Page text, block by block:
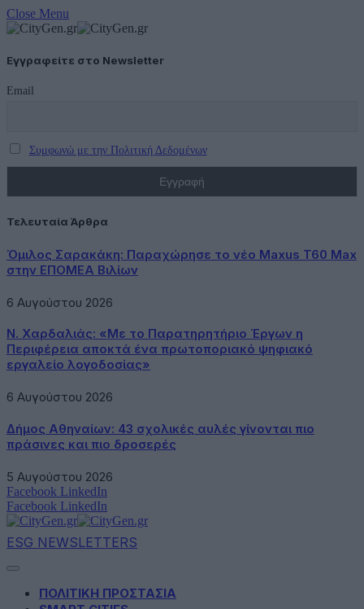
Close Menu
Εγγραφείτε στο Newsletter
Email
Συμφωνώ με την Πολιτική Δεδομένων
Τελευταία Άρθρα
Όμιλος Σαρακάκη: Παραχώρησε το νέο Maxus T60 Max
στην ΕΠΟΜΕΑ Βιλίων
6 Αυγούστου 2026
Ν. Χαρδαλιάς: «Με το Παρατηρητήριο Έργων η
Περιφέρεια αποκτά ένα πρωτοποριακό ψηφιακό
εργαλείο λογοδοσίας»
6 Αυγούστου 2026
Δήμος Αθηναίων: 43 σχολικές αυλές γίνονται πιο
πράσινες και πιο δροσερές
5 Αυγούστου 2026
Facebook LinkedIn
Facebook LinkedIn
ESG NEWSLETTERS
ΠΟΛΙΤΙΚΗ ΠΡΟΣΤΑΣΙΑ